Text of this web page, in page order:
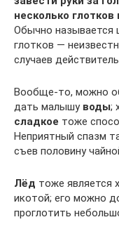
несколько
Обычно называется
глотков —
случаев
Вообще-то, можно
дать малышу воды;
сладкое тоже
Неприятный спазм
съев половину
Лёд тоже является
икотой; его можно
проглотить